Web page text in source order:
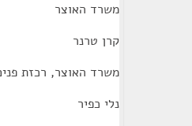
משרד האוצר
קרן טרנר
משרד האוצר, רכזת
נלי כפיר